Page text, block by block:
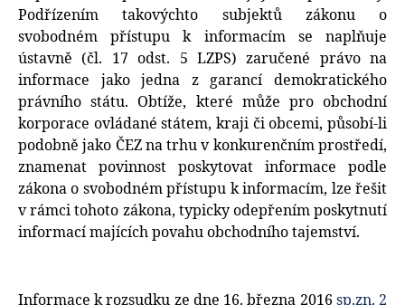
Podřízením takovýchto subjektů zákonu o
svobodném přístupu k informacím se naplňuje
ústavně (čl. 17 odst. 5 LZPS) zaručené právo na
informace jako jedna z garancí demokratického
právního státu. Obtíže, které může pro obchodní
korporace ovládané státem, kraji či obcemi, působí-li
podobně jako ČEZ na trhu v konkurenčním prostředí,
znamenat povinnost poskytovat informace podle
zákona o svobodném přístupu k informacím, lze řešit
v rámci tohoto zákona, typicky odepřením poskytnutí
informací majících povahu obchodního tajemství.
Informace k rozsudku ze dne 16. března 2016 sp.zn. 2